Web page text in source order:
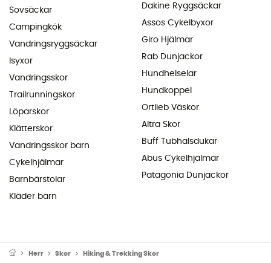
Sovsäckar
Campingkök
Vandringsryggsäckar
Isyxor
Vandringsskor
Trailrunningskor
Löparskor
Klätterskor
Vandringsskor barn
Cykelhjälmar
Barnbärstolar
Kläder barn
Dakine Ryggsäckar
Assos Cykelbyxor
Giro Hjälmar
Rab Dunjackor
Hundhelselar
Hundkoppel
Ortlieb Väskor
Altra Skor
Buff Tubhalsdukar
Abus Cykelhjälmar
Patagonia Dunjackor
Herr Skor Hiking & Trekking Skor